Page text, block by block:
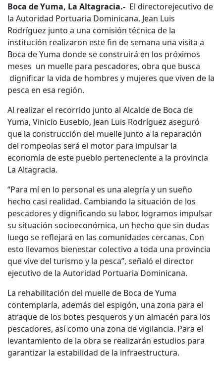
Boca de Yuma, La Altagracia.- El directorejecutivo de
la Autoridad Portuaria Dominicana, Jean Luis
Rodríguez junto a una comisión técnica de la
institución realizaron este fin de semana una visita a
Boca de Yuma donde se construirá en los próximos
meses un muelle para pescadores, obra que busca
dignificar la vida de hombres y mujeres que viven de la
pesca en esa región.
Al realizar el recorrido junto al Alcalde de Boca de
Yuma, Vinicio Eusebio, Jean Luis Rodríguez aseguró
que la construcción del muelle junto a la reparación
del rompeolas será el motor para impulsar la
economía de este pueblo perteneciente a la provincia
La Altagracia.
“Para mí en lo personal es una alegría y un sueño
hecho casi realidad. Cambiando la situación de los
pescadores y dignificando su labor, logramos impulsar
su situación socioeconómica, un hecho que sin dudas
luego se reflejará en las comunidades cercanas. Con
esto llevamos bienestar colectivo a toda una provincia
que vive del turismo y la pesca”, señaló el director
ejecutivo de la Autoridad Portuaria Dominicana.
La rehabilitación del muelle de Boca de Yuma
contemplaría, además del espigón, una zona para el
atraque de los botes pesqueros y un almacén para los
pescadores, así como una zona de vigilancia. Para el
levantamiento de la obra se realizarán estudios para
garantizar la estabilidad de la infraestructura.